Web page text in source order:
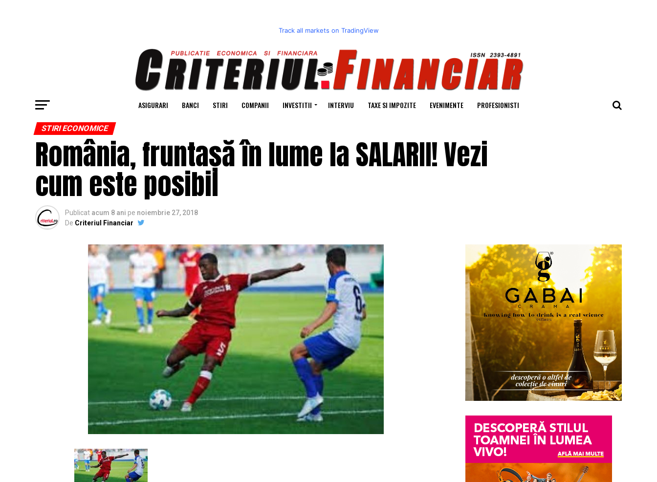
Track all markets on TradingView
ASIGURARI BANCI STIRI COMPANII INVESTITII INTERVIU TAXE SI IMPOZITE EVENIMENTE PROFESIONISTI
STIRI ECONOMICE
România, fruntașă în lume la SALARII! Vezi
cum este posibil
Publicat acum 8 ani pe noiembrie 27, 2018
De Criteriul Financiar